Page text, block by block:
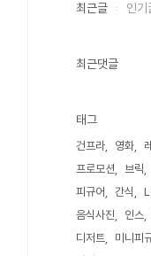
최근글 인기
최근댓글
태그
건프라 영화
프로모션
브릭
피규어
간식
음식사진
인스
디저트
미니피